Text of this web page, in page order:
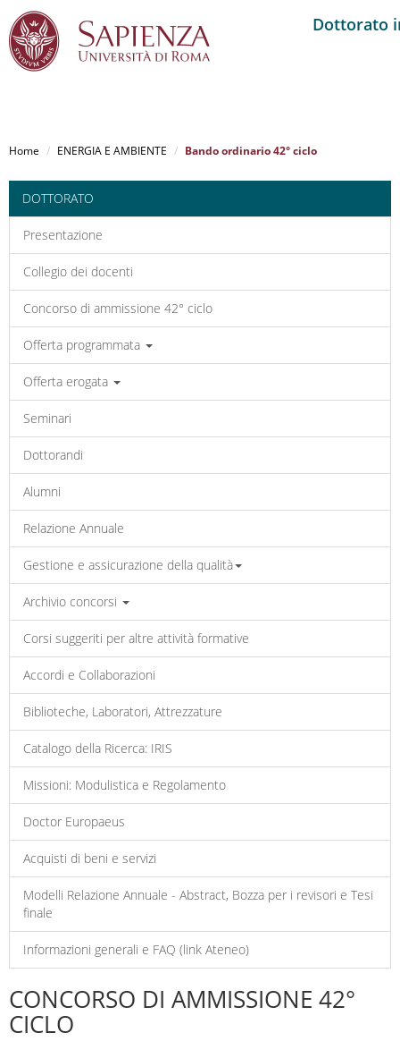
al
principale
Dottorato
Home ENERGIA E AMBIENTE Bando ordinario 42° ciclo
DOTTORATO
Presentazione
Collegio dei docenti
Concorso di ammissione 42° ciclo
Offerta programmata
Offerta erogata
Seminari
Dottorandi
Alumni
Relazione Annuale
Gestione e assicurazione della qualità
Archivio concorsi
Corsi suggeriti per altre attività formative
Accordi e Collaborazioni
Biblioteche, Laboratori, Attrezzature
Catalogo della Ricerca: IRIS
Missioni: Modulistica e Regolamento
Doctor Europaeus
Acquisti di beni e servizi
Modelli Relazione Annuale - Abstract, Bozza per i revisori e Tesi
finale
Informazioni generali e FAQ (link Ateneo)
CONCORSO DI AMMISSIONE 42°
CICLO